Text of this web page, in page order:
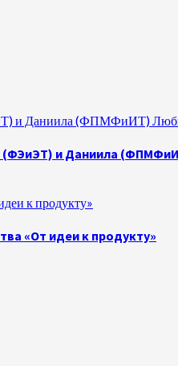
и Даниила (ФПМФиИТ)
(ФЭиЭТ) и Даниила
к продукту»
«От идеи к продукту»